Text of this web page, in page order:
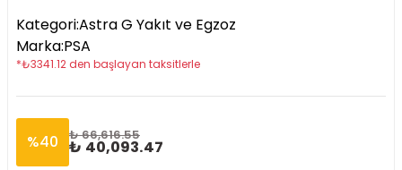
Kategori:Astra G Yakıt ve Egzoz
Marka:PSA
*₺3341.12 den başlayan taksitlerle
%40 ₺ 66,616.55
₺ 40,093.47